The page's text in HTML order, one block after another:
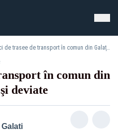
Zeci de trasee de transport în comun din Galaţi, suspendate şi deviate
în comun din
deviate
Galati